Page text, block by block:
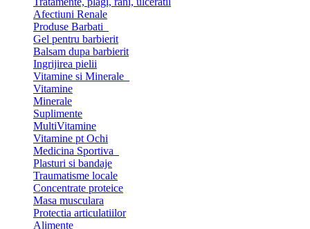
Afectiuni Renale
Produse Barbati
Gel pentru barbierit
Balsam dupa barbierit
Ingrijirea pielii
Vitamine si Minerale
Vitamine
Minerale
Suplimente
MultiVitamine
Vitamine pt Ochi
Medicina Sportiva
Plasturi si bandaje
Traumatisme locale
Concentrate proteice
Masa musculara
Protectia articulatiilor
Alimente